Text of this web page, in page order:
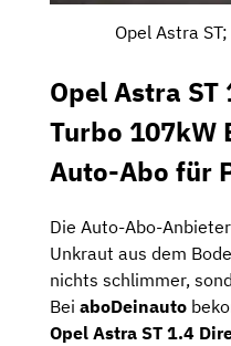
Opel Astra
Opel Astra
Turbo 107kW
Auto-Abo für
Die Auto-Abo-
Unkraut aus dem
nichts schlimmer,
Bei aboDeinauto
Opel Astra ST 1.4